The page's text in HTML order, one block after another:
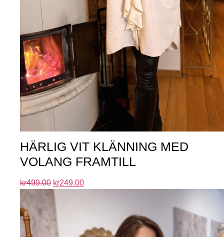
HÄRLIG VIT KLÄNNING MED
VOLANG FRAMTILL
kr499.00 kr249.00